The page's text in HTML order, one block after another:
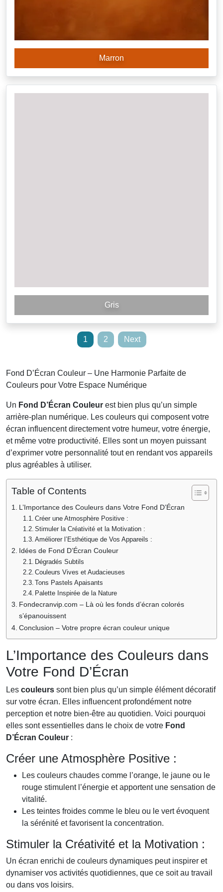
Marron
Gris
1 2 Next
Fond D’Écran Couleur – Une Harmonie Parfaite de
Couleurs pour Votre Espace Numérique
Un Fond D’Écran Couleur est bien plus qu’un simple
arrière-plan numérique. Les couleurs qui composent votre
écran influencent directement votre humeur, votre énergie,
et même votre productivité. Elles sont un moyen puissant
d’exprimer votre personnalité tout en rendant vos appareils
plus agréables à utiliser.
Table of Contents
L’Importance des Couleurs dans Votre Fond D’Écran
Créer une Atmosphère Positive :
Stimuler la Créativité et la Motivation :
Améliorer l’Esthétique de Vos Appareils :
Idées de Fond D’Écran Couleur
Dégradés Subtils
Couleurs Vives et Audacieuses
Tons Pastels Apaisants
Palette Inspirée de la Nature
Fondecranvip.com – Là où les fonds d’écran colorés
s’épanouissent
Conclusion – Votre propre écran couleur unique
L’Importance des Couleurs dans
Votre Fond D’Écran
Les couleurs sont bien plus qu’un simple élément décoratif
sur votre écran. Elles influencent profondément notre
perception et notre bien-être au quotidien. Voici pourquoi
elles sont essentielles dans le choix de votre Fond
D’Écran Couleur :
Créer une Atmosphère Positive :
Les couleurs chaudes comme l’orange, le jaune ou le
rouge stimulent l’énergie et apportent une sensation de
vitalité.
Les teintes froides comme le bleu ou le vert évoquent
la sérénité et favorisent la concentration.
Stimuler la Créativité et la Motivation :
Un écran enrichi de couleurs dynamiques peut inspirer et
dynamiser vos activités quotidiennes, que ce soit au travail
ou dans vos loisirs.